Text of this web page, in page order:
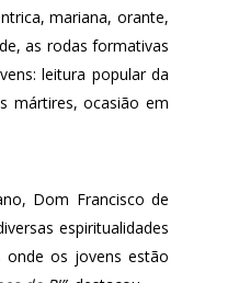
mariana, orante,
as rodas formativas
leitura popular da
mártires, ocasião em
Dom Francisco de
espiritualidades
onde os jovens estão